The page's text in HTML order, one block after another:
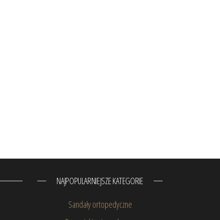
NAJPOPULARNIEJSZE KATEGORIE
Sandały ortopedyczne